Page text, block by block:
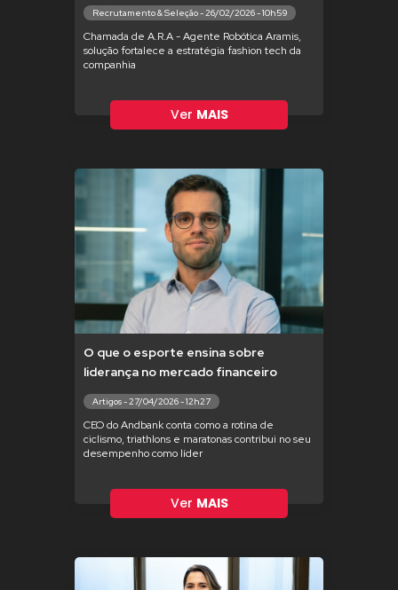
Recrutamento & Seleção - 26/02/2026 - 10h59
Chamada de A.R.A - Agente Robótica Aramis,
solução fortalece a estratégia fashion tech da
companhia
Ver MAIS
O que o esporte ensina sobre
liderança no mercado financeiro
Artigos - 27/04/2026 - 12h27
CEO do Andbank conta como a rotina de
ciclismo, triathlons e maratonas contribui no seu
desempenho como líder
Ver MAIS